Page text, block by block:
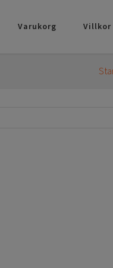
Varukorg Villkor